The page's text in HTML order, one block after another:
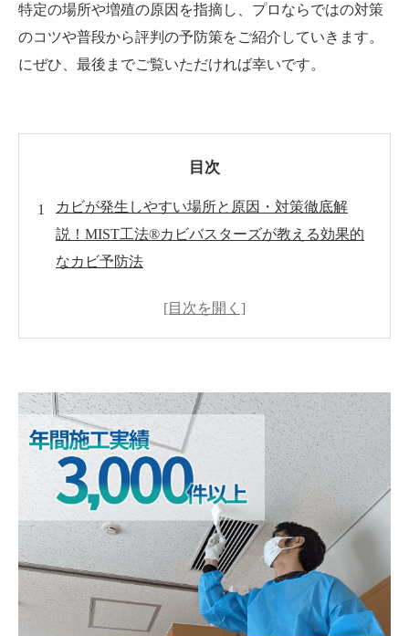
特定の場所や増殖の原因を指摘し、プロならではの対策
のコツや普段から評判の予防策をご紹介していきます。
にぜひ、最後までご覧いただければ幸いです。
目次
カビが発生しやすい場所と原因・対策徹底解
説！MIST工法®カビバスターズが教える効果的
なカビ予防法
MIST工法®カビバスターの強み